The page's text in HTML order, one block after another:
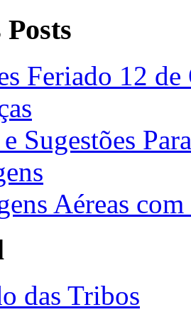
Feriado 12
Sugestões
Aéreas
das Tribos